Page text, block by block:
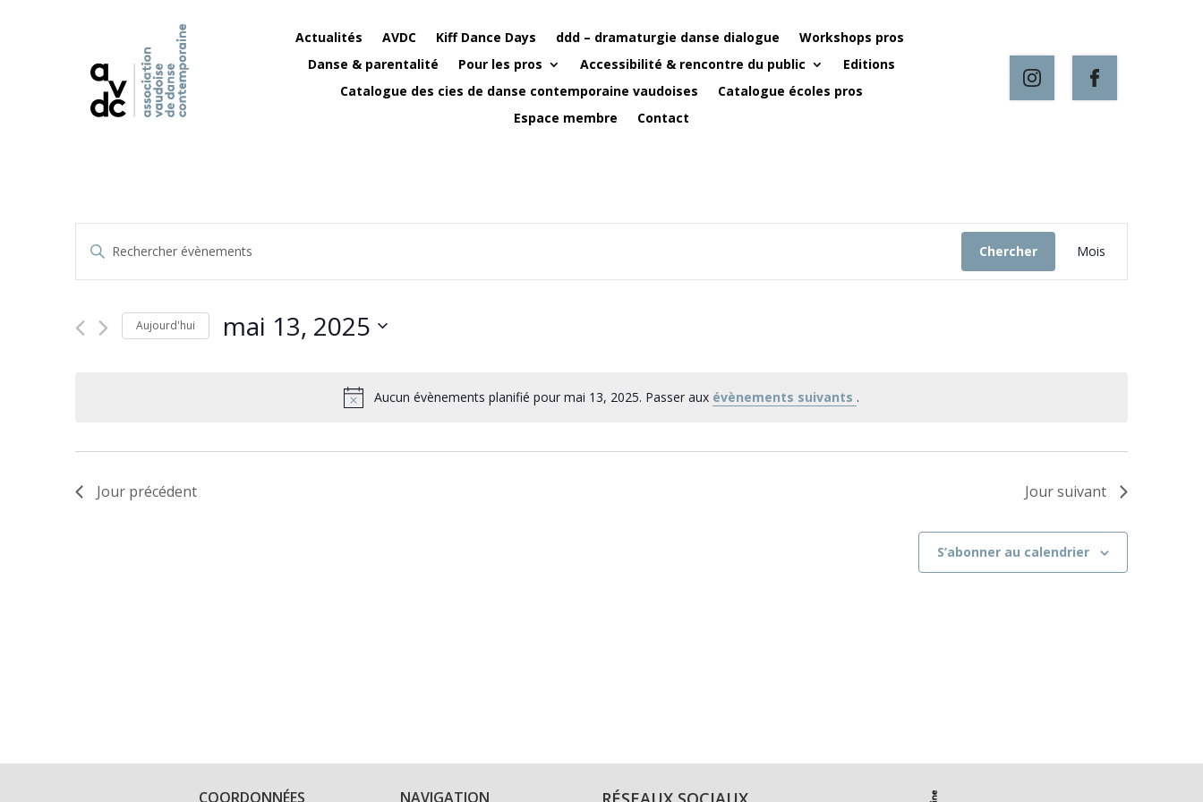
Actualités AVDC Kiff Dance Days ddd – dramaturgie danse dialogue
Workshops pros
Danse & parentalité
Pour les pros Accessibilité & rencontre du public
Editions
Catalogue des cies de danse contemporaine vaudoises
Catalogue écoles pros
Espace membre
Contact
Aucun évènements planifié pour mai 13, 2025. Passer aux évènements suivants .
Recherche
et
navigation
vues
Saisir
mot-
clé.
Évènements
Chercher
Navigation
de
Mois
Aujourd'hui mai 13, 2025
Jour précédent Jour suivant
S’abonner au calendrier
COORDONNÉES NAVIGATION